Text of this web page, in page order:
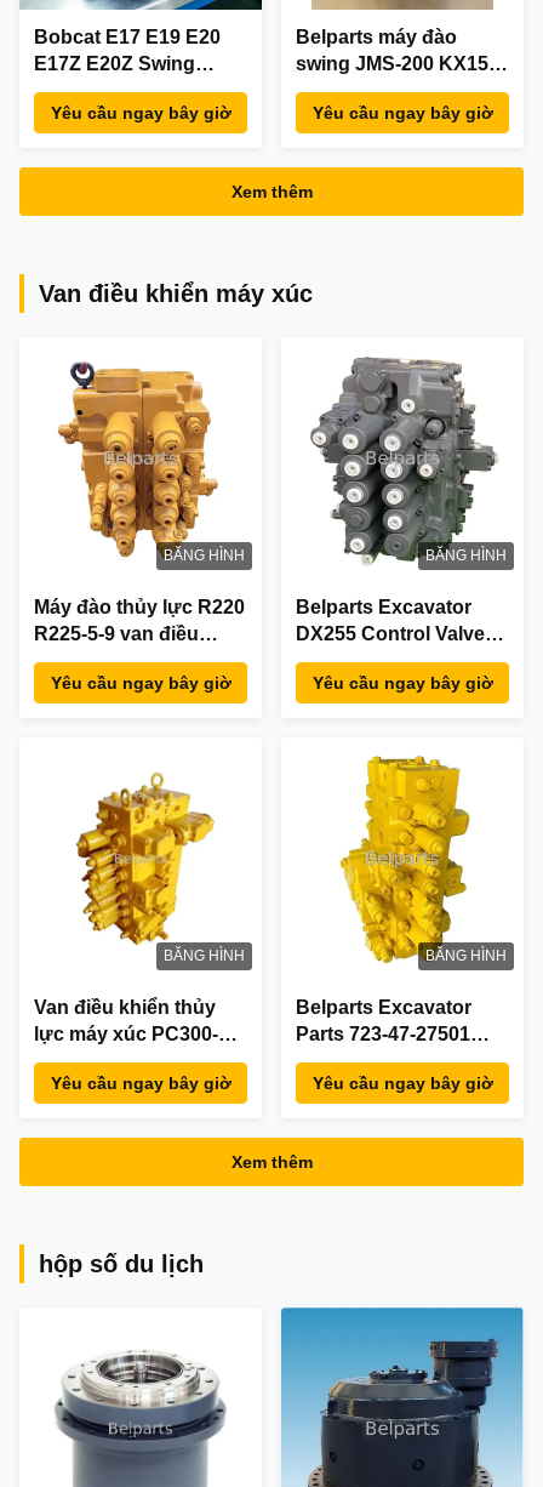
Bobcat E17 E19 E20
E17Z E20Z Swing
Motor Reducer
7024418 7024419 Cho
Yêu cầu ngay bây giờ
Belparts máy đào
swing JMS-200 KX15
KX17 Giải pháp sửa
chữa động cơ swing bị
Yêu cầu ngay bây giờ
Xem thêm
Van điều khiển máy xúc
BĂNG HÌNH
Máy đào thủy lực R220
R225-5-9 van điều
khiển chính cho
Hyundai 31Q6-16111
Yêu cầu ngay bây giờ
BĂNG HÌNH
Belparts Excavator
DX255 Control Valve
Assy K1005097A Cho
Doosan
Yêu cầu ngay bây giờ
BĂNG HÌNH
Van điều khiển thủy
lực máy xúc PC300-7
7234726105
Yêu cầu ngay bây giờ
BĂNG HÌNH
Belparts Excavator
Parts 723-47-27501
Control Valve Assy
Komatsu Đối với
Yêu cầu ngay bây giờ
Xem thêm
hộp số du lịch